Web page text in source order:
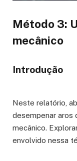
Método 3:
mecânico
Introdução
Neste relatório,
desempenar aros
mecânico.
envolvido nessa